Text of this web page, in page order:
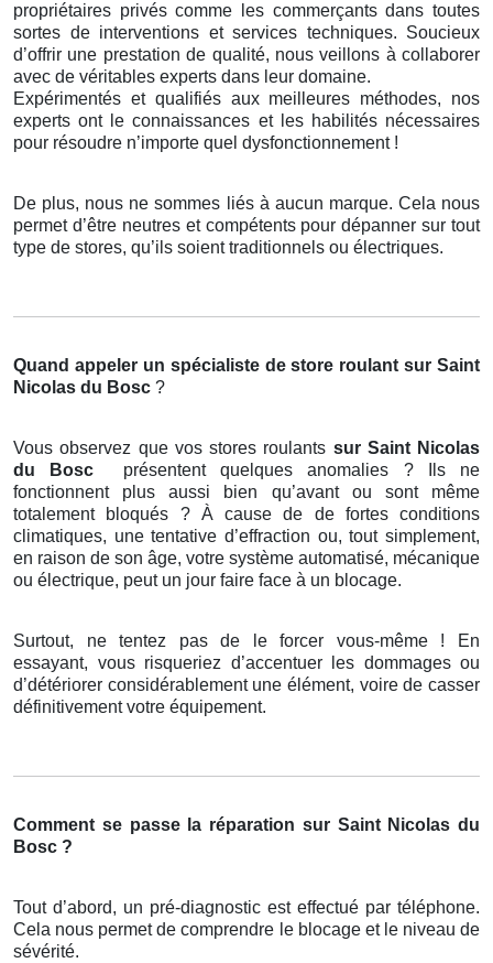
propriétaires privés comme les commerçants dans toutes
sortes de interventions et services techniques. Soucieux
d’offrir une prestation de qualité, nous veillons à collaborer
avec de véritables experts dans leur domaine.
Expérimentés et qualifiés aux meilleures méthodes, nos
experts ont le connaissances et les habilités nécessaires
pour résoudre n’importe quel dysfonctionnement !
De plus, nous ne sommes liés à aucun marque. Cela nous
permet d’être neutres et compétents pour dépanner sur tout
type de stores, qu’ils soient traditionnels ou électriques.
Quand appeler un spécialiste de store roulant sur Saint
Nicolas du Bosc ?
Vous observez que vos stores roulants sur Saint Nicolas
du Bosc
présentent quelques anomalies ? Ils ne
fonctionnent plus aussi bien qu’avant ou sont même
totalement bloqués ? À cause de de fortes conditions
climatiques, une tentative d’effraction ou, tout simplement,
en raison de son âge, votre système automatisé, mécanique
ou électrique, peut un jour faire face à un blocage.
Surtout, ne tentez pas de le forcer vous-même ! En
essayant, vous risqueriez d’accentuer les dommages ou
d’détériorer considérablement une élément, voire de casser
définitivement votre équipement.
Comment se passe la réparation sur Saint Nicolas du
Bosc ?
Tout d’abord, un pré-diagnostic est effectué par téléphone.
Cela nous permet de comprendre le blocage et le niveau de
sévérité.